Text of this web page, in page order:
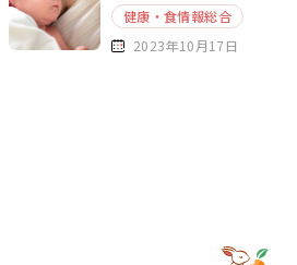
健康・食情報総合
2023年10月17日